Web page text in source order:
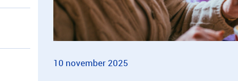
10 november 2025